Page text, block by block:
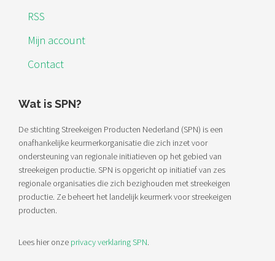
RSS
Mijn account
Contact
Wat is SPN?
De stichting Streekeigen Producten Nederland (SPN) is een
onafhankelijke keurmerkorganisatie die zich inzet voor
ondersteuning van regionale initiatieven op het gebied van
streekeigen productie. SPN is opgericht op initiatief van zes
regionale organisaties die zich bezighouden met streekeigen
productie. Ze beheert het landelijk keurmerk voor streekeigen
producten.
Lees hier onze privacy verklaring SPN.